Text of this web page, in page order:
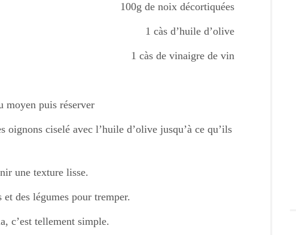
100g de noix décortiquées
1 càs d’huile d’olive
1 càs de vinaigre de vin
moyen puis réserver
oignons ciselé avec l’huile d’olive jusqu’à ce qu’ils
une texture lisse.
des légumes pour tremper.
c’est tellement simple.